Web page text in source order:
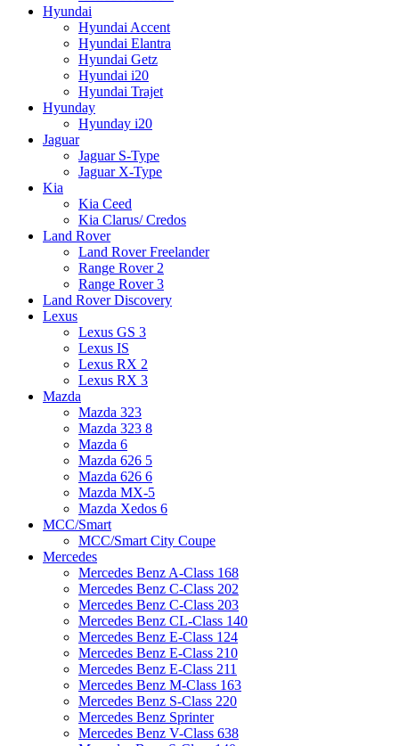
Hyundai
Hyundai Accent
Hyundai Elantra
Hyundai Getz
Hyundai i20
Hyundai Trajet
Hyunday
Hyunday i20
Jaguar
Jaguar S-Type
Jaguar X-Type
Kia
Kia Ceed
Kia Clarus/ Credos
Land Rover
Land Rover Freelander
Range Rover 2
Range Rover 3
Land Rover Discovery
Lexus
Lexus GS 3
Lexus IS
Lexus RX 2
Lexus RX 3
Mazda
Mazda 323
Mazda 323 8
Mazda 6
Mazda 626 5
Mazda 626 6
Mazda MX-5
Mazda Xedos 6
MCC/Smart
MCC/Smart City Coupe
Mercedes
Mercedes Benz A-Class 168
Mercedes Benz C-Class 202
Mercedes Benz C-Class 203
Mercedes Benz CL-Class 140
Mercedes Benz E-Class 124
Mercedes Benz E-Class 210
Mercedes Benz E-Class 211
Mercedes Benz M-Class 163
Mercedes Benz S-Class 220
Mercedes Benz Sprinter
Mercedes Benz V-Class 638